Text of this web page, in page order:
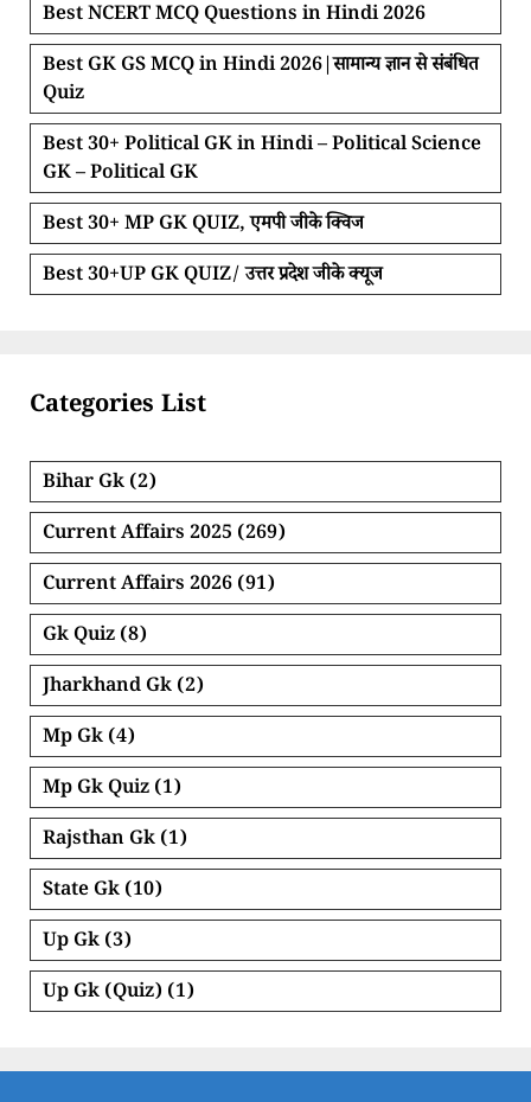
Best NCERT MCQ Questions in Hindi 2026
Best GK GS MCQ in Hindi 2026|सामान्य ज्ञान से संबंधित
Quiz
Best 30+ Political GK in Hindi – Political Science
GK – Political GK
Best 30+ MP GK QUIZ, एमपी जीके क्विज
Best 30+UP GK QUIZ/ उत्तर प्रदेश जीके क्यूज
Categories List
Bihar Gk (2)
Current Affairs 2025 (269)
Current Affairs 2026 (91)
Gk Quiz (8)
Jharkhand Gk (2)
Mp Gk (4)
Mp Gk Quiz (1)
Rajsthan Gk (1)
State Gk (10)
Up Gk (3)
Up Gk (Quiz) (1)